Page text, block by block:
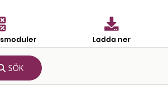
Ladda ner